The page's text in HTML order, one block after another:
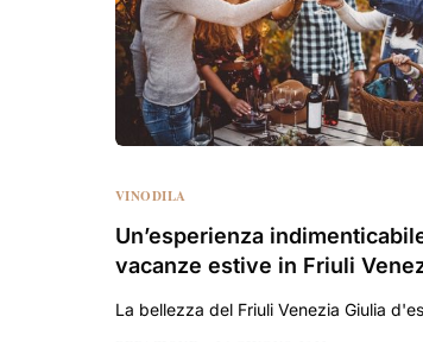
VINODILA
Un’esperienza
vacanze estive in Friuli
La bellezza del Friuli Venezia Giulia